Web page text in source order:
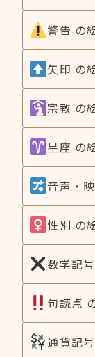
警告 の
矢印 の
宗教 の
星座 の
音声・
性別 の
数学記
句読点
通貨記